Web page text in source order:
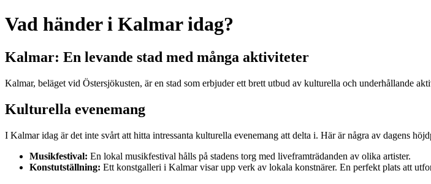
Vad händer i Kalmar idag?
Kalmar: En levande stad med många aktiviteter
Kalmar, beläget vid Östersjökusten, är en stad som erbjuder ett brett utbud av kulturella och underhållande
Kulturella evenemang
I Kalmar idag är det inte svårt att hitta intressanta kulturella evenemang att delta i. Här är några av dagens
Musikfestival: En lokal musikfestival hålls på stadens torg med liveframträdanden av olika artister.
Konstutställning: Ett konstgalleri i Kalmar visar upp verk av lokala konstnärer. En perfekt plats att